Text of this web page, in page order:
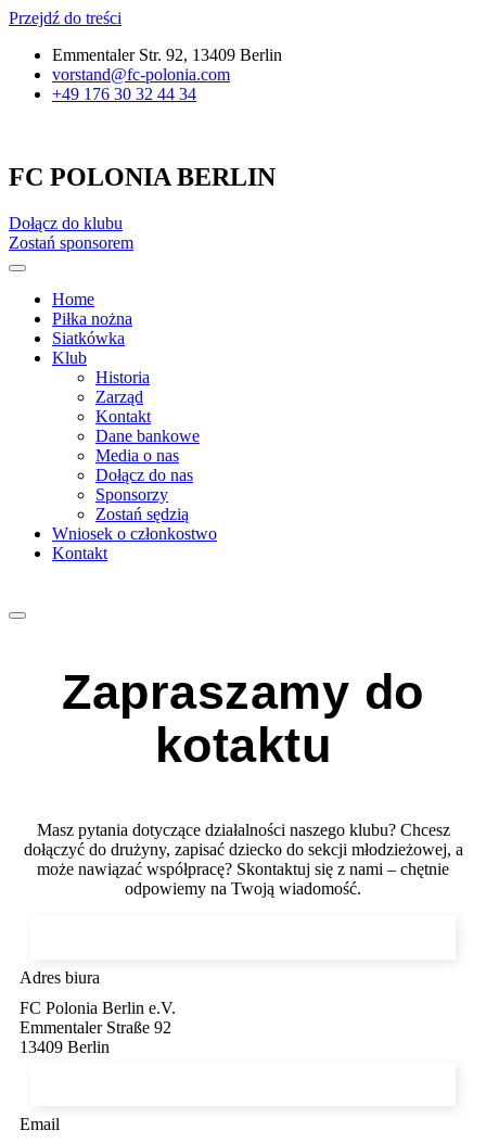
Przejdź do treści
Emmentaler Str. 92, 13409 Berlin
vorstand@fc-polonia.com
+49 176 30 32 44 34
FC POLONIA BERLIN
Dołącz do klubu
Zostań sponsorem
Home
Piłka nożna
Siatkówka
Klub
Historia
Zarząd
Kontakt
Dane bankowe
Media o nas
Dołącz do nas
Sponsorzy
Zostań sędzią
Wniosek o członkostwo
Kontakt
Zapraszamy do
kotaktu
Masz pytania dotyczące działalności naszego klubu? Chcesz
dołączyć do drużyny, zapisać dziecko do sekcji młodzieżowej, a
może nawiązać współpracę? Skontaktuj się z nami – chętnie
odpowiemy na Twoją wiadomość.
Adres biura
FC Polonia Berlin e.V.
Emmentaler Straße 92
13409 Berlin
Email